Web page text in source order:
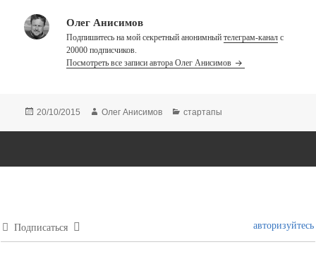
Олег Анисимов
Подпишитесь на мой секретный анонимныйтелеграм-канал с
20000 подписчиков.
Посмотреть все записи автора Олег Анисимов
Опубликовано
20/10/2015 Автор
Олег Анисимов Рубрики
стартапы
Подписаться авторизуйтесь